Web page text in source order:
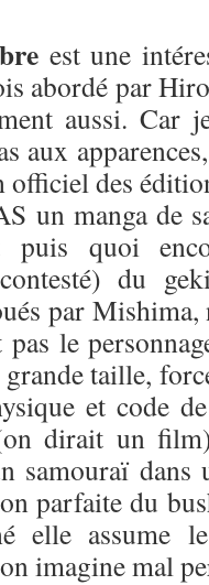
est une
abordé par
aussi. Car
aux
officiel des
un manga de
puis quoi
du
par Mishima,
le
taille,
et code
dirait un
samouraï dans
parfaite du
elle assume
imagine mal